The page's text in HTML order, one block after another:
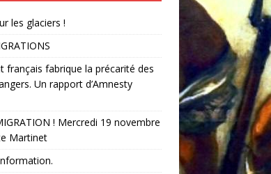
les glaciers !
français fabrique la précarité des
Un rapport d’Amnesty
! Mercredi 19 novembre
Martinet